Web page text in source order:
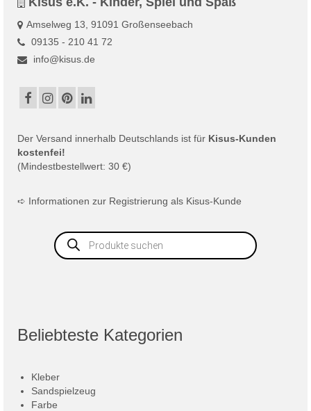
Amselweg 13, 91091 Großenseebach
09135 - 210 41 72
info@kisus.de
Der Versand innerhalb Deutschlands ist für Kisus-Kunden
kostenfei!
(Mindestbestellwert: 30 €)
➪ Informationen zur Registrierung als Kisus-Kunde
Products
search
Beliebteste Kategorien
Kleber
Sandspielzeug
Farbe